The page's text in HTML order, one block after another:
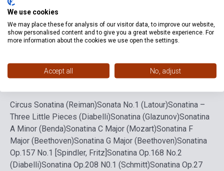
Formátum Kotta
Nyelv -
Részletes leírás Kapcsolódó linkek Vélemények
Circus Sonatina (Reiman)Sonata No.1 (Latour)Sonatina –
Three Little Pieces (Diabelli)Sonatina (Glazunov)Sonatina
A Minor (Benda)Sonatina C Major (Mozart)Sonatina F
Major (Beethoven)Sonatina G Major (Beethoven)Sonatina
Op.157 No.1 [Spindler, Fritz] Sonatina Op.168 No.2
(Diabelli)Sonatina Op.208 N0.1 (Schmitt)Sonatina Op.27
We use cookies
We may place these for analysis of our visitor data, to improve our website,
show personalised content and to give you a great website experience. For
more information about the cookies we use open the settings.
Accept all No, adjust